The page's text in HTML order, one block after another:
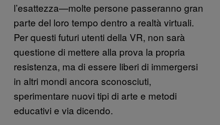
l’esattezza—molte persone passeranno gran
parte del loro tempo dentro a realtà virtuali.
Per questi futuri utenti della VR, non sarà
questione di mettere alla prova la propria
resistenza, ma di essere liberi di immergersi
in altri mondi ancora sconosciuti,
sperimentare nuovi tipi di arte e metodi
educativi e via dicendo.